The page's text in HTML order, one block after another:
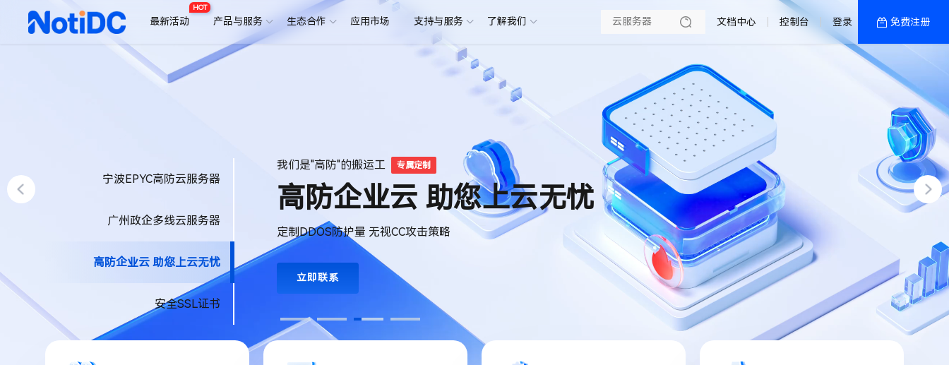
最新活动
HOT
产品与服务 生态合作 应用市场 支持与服务
了解我们
新闻资讯 帮助文档
热销推荐
文档中心 控制台 登录 免费注册
宁波EPYC高防云服务器
广州政企多线云服务器
高防企业云 助您上云无忧
安全SSL证书
全新算法 安全加密
安全SSL证书
SSL证书大幅强化网站安全 使客户信息保持绝对私密
立即选购